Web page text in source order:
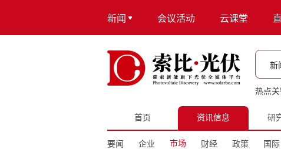
新闻 会议活动 云课堂
新
热点关
首页 资讯信息 研
要闻 企业 市场 财经 政策 国际